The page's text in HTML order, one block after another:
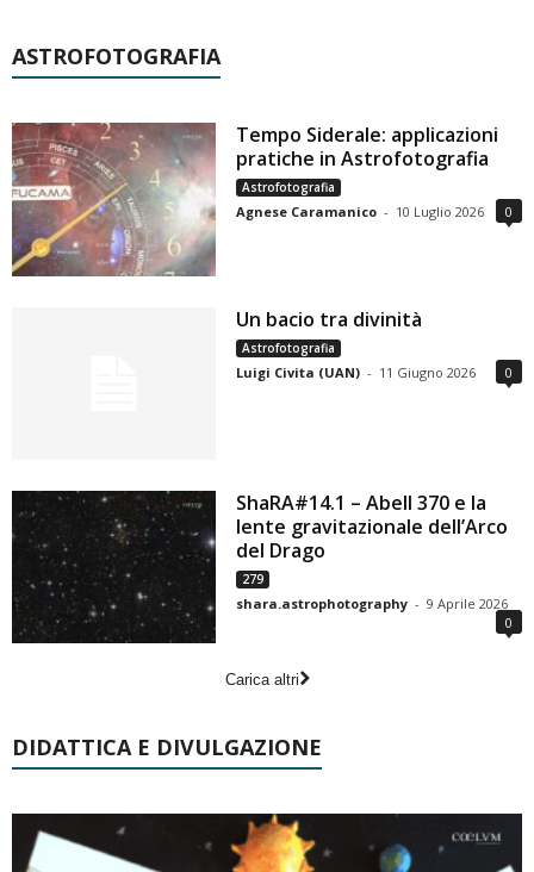
ASTROFOTOGRAFIA
Tempo Siderale: applicazioni
pratiche in Astrofotografia
Astrofotografia
Agnese Caramanico - 10 Luglio 2026 0
Un bacio tra divinità
Astrofotografia
Luigi Civita (UAN) - 11 Giugno 2026 0
ShaRA#14.1 – Abell 370 e la
lente gravitazionale dell’Arco
del Drago
279
shara.astrophotography - 9 Aprile 2026
0
Carica altri
DIDATTICA E DIVULGAZIONE